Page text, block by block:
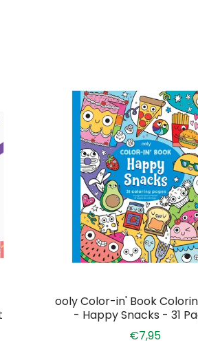
ooly Color-in' Book
- Happy Snacks - 31
€7,95